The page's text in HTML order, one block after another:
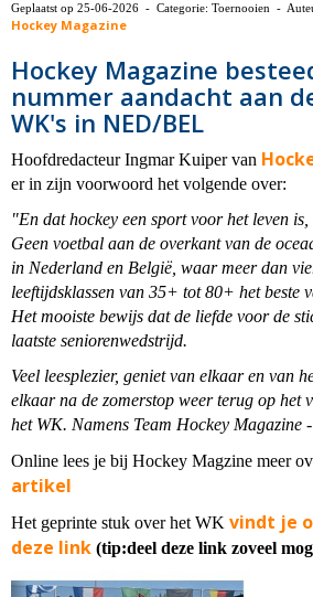
Geplaatst op 25-06-2026 - Categorie: Toernooien -
Hockey Magazine
Hockey Magazine
nummer aandacht aan
WK's in NED/BEL
Hoofdredacteur Ingmar Kuiper van
er in zijn voorwoord het volgende over:
"En dat hockey een sport voor het leven
Geen voetbal aan de overkant van de
in Nederland en België, waar meer dan
leeftijdsklassen van 35+ tot 80+ het beste
Het mooiste bewijs dat de liefde voor de
laatste seniorenwedstrijd.
Veel leesplezier, geniet van elkaar en van
elkaar na de zomerstop weer terug op het
het WK. Namens Team Hockey Magazine
Online lees je bij Hockey Magzine meer
artikel
Het geprinte stuk over het WK vindt je
deze link (tip:deel deze link zoveel